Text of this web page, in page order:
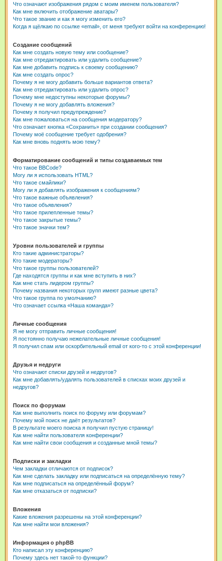
Что означают изображения рядом с моим именем пользователя?
Как мне включить отображение аватары?
Что такое звание и как я могу изменить его?
Когда я щёлкаю по ссылке «email», от меня требуют войти на конференцию!
Создание сообщений
Как мне создать новую тему или сообщение?
Как мне отредактировать или удалить сообщение?
Как мне добавить подпись к своему сообщению?
Как мне создать опрос?
Почему я не могу добавить больше вариантов ответа?
Как мне отредактировать или удалить опрос?
Почему мне недоступны некоторые форумы?
Почему я не могу добавлять вложения?
Почему я получил предупреждение?
Как мне пожаловаться на сообщения модератору?
Что означает кнопка «Сохранить» при создании сообщения?
Почему моё сообщение требует одобрения?
Как мне вновь поднять мою тему?
Форматирование сообщений и типы создаваемых тем
Что такое BBCode?
Могу ли я использовать HTML?
Что такое смайлики?
Могу ли я добавлять изображения к сообщениям?
Что такое важные объявления?
Что такое объявления?
Что такое прилепленные темы?
Что такое закрытые темы?
Что такое значки тем?
Уровни пользователей и группы
Кто такие администраторы?
Кто такие модераторы?
Что такое группы пользователей?
Где находятся группы и как мне вступить в них?
Как мне стать лидером группы?
Почему названия некоторых групп имеют разные цвета?
Что такое группа по умолчанию?
Что означает ссылка «Наша команда»?
Личные сообщения
Я не могу отправить личные сообщения!
Я постоянно получаю нежелательные личные сообщения!
Я получил спам или оскорбительный email от кого-то с этой конференции!
Друзья и недруги
Что означают списки друзей и недругов?
Как мне добавлять/удалять пользователей в списках моих друзей и
недругов?
Поиск по форумам
Как мне выполнить поиск по форуму или форумам?
Почему мой поиск не даёт результатов?
В результате моего поиска я получил пустую страницу!
Как мне найти пользователя конференции?
Как мне найти свои сообщения и созданные мной темы?
Подписки и закладки
Чем закладки отличаются от подписок?
Как мне сделать закладку или подписаться на определённую тему?
Как мне подписаться на определённый форум?
Как мне отказаться от подписки?
Вложения
Какие вложения разрешены на этой конференции?
Как мне найти мои вложения?
Информация о phpBB
Кто написал эту конференцию?
Почему здесь нет такой-то функции?